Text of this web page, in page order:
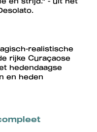
realistische
rijke Curaçaose
hedendaagse
en heden